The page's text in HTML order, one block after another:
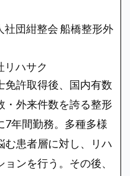
社団紺整会 船橋整形外
リハサク
免許取得後、国内有数
・外来件数を誇る整形
7年間勤務。多種多様
む患者層に対し、リハ
ョンを行う。その後、